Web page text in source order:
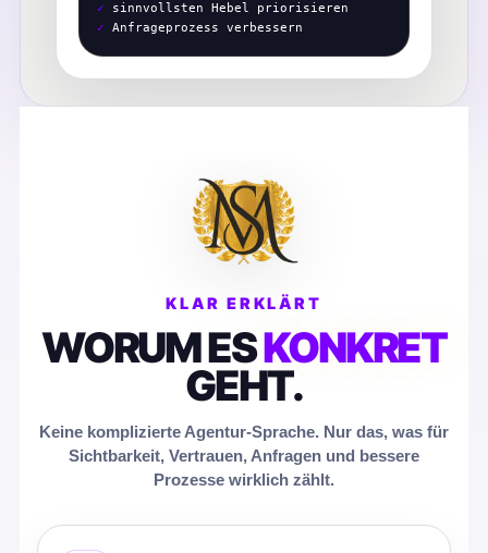
✓ sinnvollsten Hebel priorisieren
✓ Anfrageprozess verbessern
KLAR ERKLÄRT
WORUM ESKONKRET
GEHT.
Keine komplizierte Agentur-Sprache. Nur das, was für
Sichtbarkeit, Vertrauen, Anfragen und bessere
Prozesse wirklich zählt.